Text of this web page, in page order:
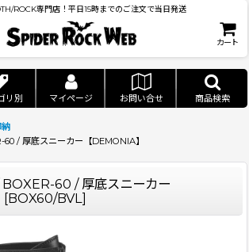
ROCK専門店！平日15時までのご注文で当日発送
カート
リ別 マイページ お問い合せ 商品検索
60 / 厚底スニーカー【DEMONIA】
BOXER-60 / 厚底スニーカー
[BOX60/BVL]